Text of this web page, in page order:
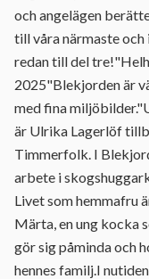
och angelägen
till våra närmaste
redan till del
2025"Blekjorden är
med fina
är Ulrika Lagerlöf
Timmerfolk. I
arbete i
Livet som hemmafru
Märta, en ung kocka
gör sig påminda och
hennes familj.I